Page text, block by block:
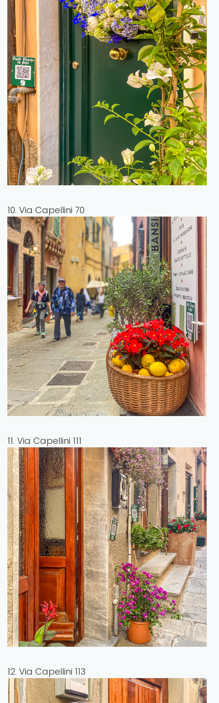
10. Via Capellini 70
11. Via Capellini 111
12. Via Capellini 113